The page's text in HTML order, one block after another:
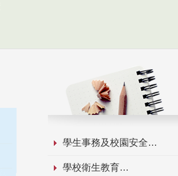
學生事務及校園安全
學校衛生教育